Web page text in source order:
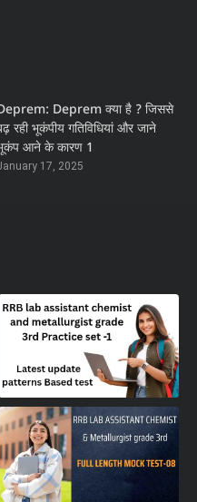
Deprem क्या है ? जिससे
रही भूकंपीय गतिविधियां और जाने
आने के कारण 1
17, 2025